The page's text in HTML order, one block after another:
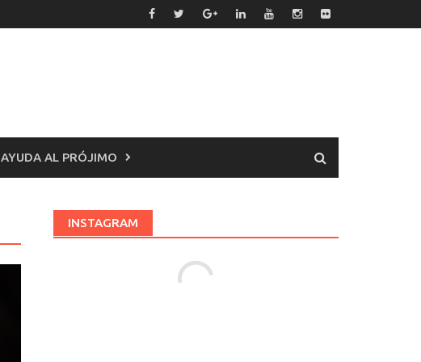
AYUDA AL PRÓJIMO
INSTAGRAM